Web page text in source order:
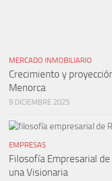
MERCADO INMOBILIARIO
Crecimiento y
Menorca
9 DICIEMBRE 2025
EMPRESAS
Filosofía Empresarial
una Visionaria